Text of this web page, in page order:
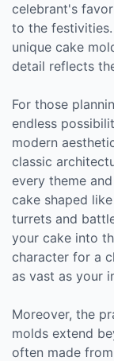
celebrant's
to the
unique cake
detail reflects
For those
endless
modern
classic
every theme
cake shaped
turrets and
your cake into
character for a
as vast as your
Moreover, the
molds extend
often made